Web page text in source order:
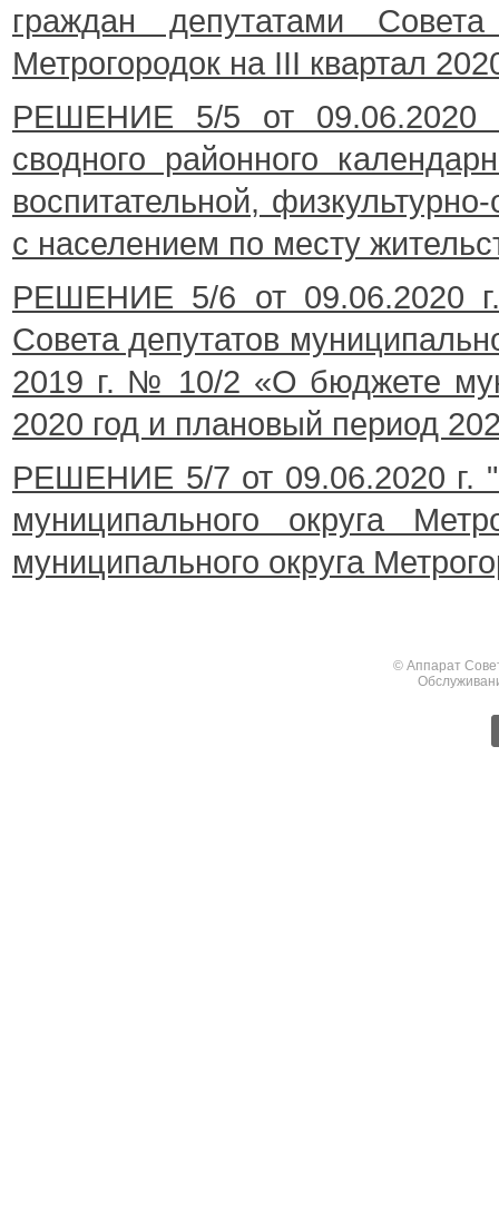
граждан депутатами
Метрогородок на III квартал
РЕШЕНИЕ 5/5 от 09.06.2020
сводного районного
воспитательной,
с населением по месту
РЕШЕНИЕ 5/6 от 09.06.2020
Совета депутатов
2019 г. № 10/2 «О бюджете
2020 год и плановый период
РЕШЕНИЕ 5/7 от 09.06.2020 г.
муниципального округа
муниципального округа
© Аппарат